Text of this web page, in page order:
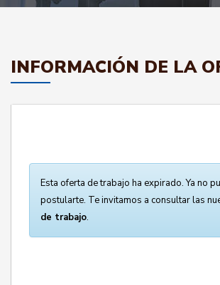
INFORMACIÓN DE LA
Esta oferta de trabajo ha expirado. Ya no
postularte. Te invitamos a consultar las
de trabajo.